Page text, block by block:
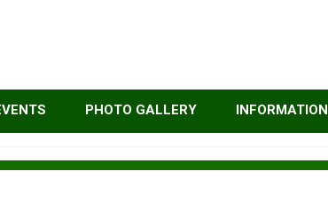
PHOTO GALLERY INFORMATION